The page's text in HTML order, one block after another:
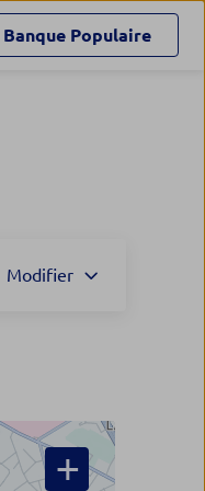
Banque Populaire
Modifier
+